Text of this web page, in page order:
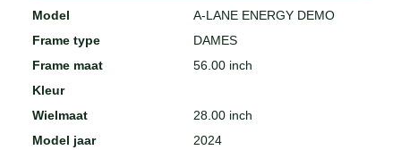
Model
A-LANE ENERGY DEMO
Frame type
DAMES
Frame maat
56.00 inch
Kleur
Wielmaat
28.00 inch
Model jaar
2024